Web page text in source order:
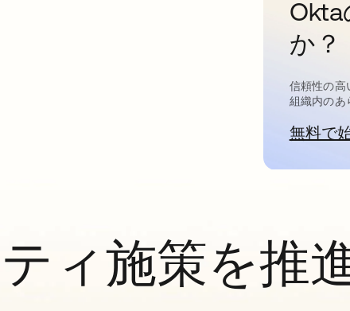
か？
信頼性の高
組織内のあ
無料で
ィ施策を推